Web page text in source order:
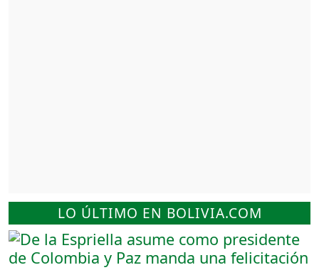
LO ÚLTIMO EN BOLIVIA.COM